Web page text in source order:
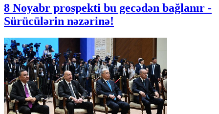
8 Noyabr prospekti bu gecədən bağlanır -
Sürücülərin nəzərinə!